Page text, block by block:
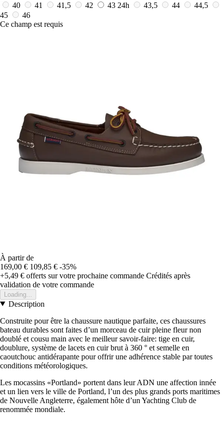
40
41 41,5 42 43 24h 43,5 44
44,5
45
46
Ce champ est requis
À partir de
169,00 € 109,85 € -35%
+5,49 € offerts sur votre prochaine commande Crédités après
validation de votre commande
Loading...
Description
Construite pour être la chaussure nautique parfaite, ces chaussures
bateau durables sont faites d’un morceau de cuir pleine fleur non
doublé et cousu main avec le meilleur savoir-faire: tige en cuir,
doublure, système de lacets en cuir brut à 360 ° et semelle en
caoutchouc antidérapante pour offrir une adhérence stable par toutes
conditions météorologiques.
Les mocassins «Portland» portent dans leur ADN une affection innée
et un lien vers le ville de Portland, l’un des plus grands ports maritimes
de Nouvelle Angleterre, également hôte d’un Yachting Club de
renommée mondiale.